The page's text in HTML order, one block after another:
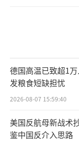
德国高温已致超1
发粮食短缺担忧
2026-08-07 15:59:40
美国反航母新战术
鉴中国反介入思路